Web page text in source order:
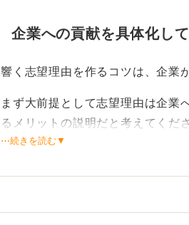
企業への貢献を具体化し
響く志望理由を作るコツは、企業
まず大前提として志望理由は企業
るメリットの説明だと考えてくだ
に自分の経験・価値観がいかに重
⋯続きを読む▼